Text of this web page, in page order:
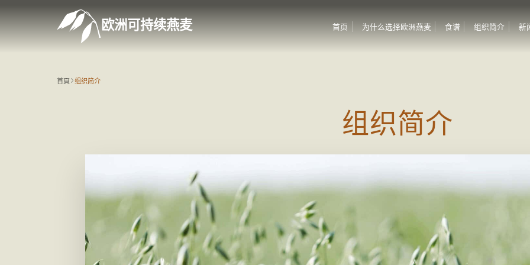
欧洲可持续燕麦 首页 为什么选择欧洲燕麦 食谱 组织简介 新
首頁 组织简介
组织简介
组织简介